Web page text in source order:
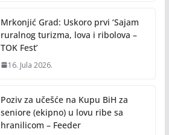
Mrkonjić Grad: Uskoro prvi ‘Sajam
ruralnog turizma, lova i ribolova –
TOK Fest’
16. Jula 2026.
Poziv za učešće na Kupu BiH za
seniore (ekipno) u lovu ribe sa
hranilicom – Feeder